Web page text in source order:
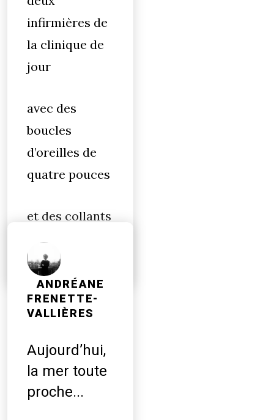
infirmières de
la clinique de
jour
avec des
boucles
d’oreilles de
quatre pouces
et des collants
camo
ANDRÉANE
FRENETTE-
VALLIÈRES
Aujourd’hui,
la mer toute
proche...